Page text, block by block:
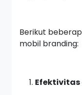
Berikut
mobil branding: